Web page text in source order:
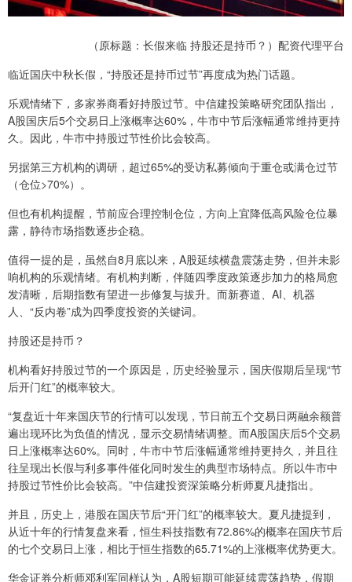
（原标题：长假来临 持股还是持币？）配资代理平台
临近国庆中秋长假，“持股还是持币过节”再度成为热门话题。
乐观情绪下，多家券商看好持股过节。中信建投策略研究团队指出，
A股国庆后5个交易日上涨概率达60%，牛市中节后涨幅通常维持更持
久。因此，牛市中持股过节性价比会较高。
另据第三方机构的调研，超过65%的受访私募倾向于重仓或满仓过节
（仓位>70%）。
但也有机构提醒，节前应合理控制仓位，方向上宜降低高风险仓位暴
露，静待市场指数逐步企稳。
值得一提的是，虽然自8月底以来，A股延续横盘震荡走势，但并未影
响机构的乐观情绪。有机构判断，伴随四季度政策逐步加力的格局愈
发清晰，后期指数有望进一步修复与拔升。而新赛道、AI、机器
人、“反内卷”成为四季度投资的关键词。
持股还是持币？
机构看好持股过节的一个原因是，历史经验显示，国庆假期后呈现“节
后开门红”的概率较大。
“复盘近十年来国庆节的行情可以发现，节日前五个交易日两融余额普
遍出现环比为负值的情况，显示交易情绪调整。而A股国庆后5个交易
日上涨概率达60%。同时，牛市中节后涨幅通常维持更持久，并且往
往呈现出长假与利多事件催化同时发生的典型市场特点。所以牛市中
持股过节性价比会较高。”中信建投资深策略分析师夏凡捷指出。
并且，历史上，港股在国庆节后“开门红”的概率较大。夏凡捷提到，
从近十年的行情复盘来看，恒生科技指数有72.86%的概率在国庆节后
的七个交易日上涨，相比于恒生指数的65.71%的上涨概率优势更大。
华金证券分析师邓利军同样认为，A股短期可能延续震荡趋势，假期